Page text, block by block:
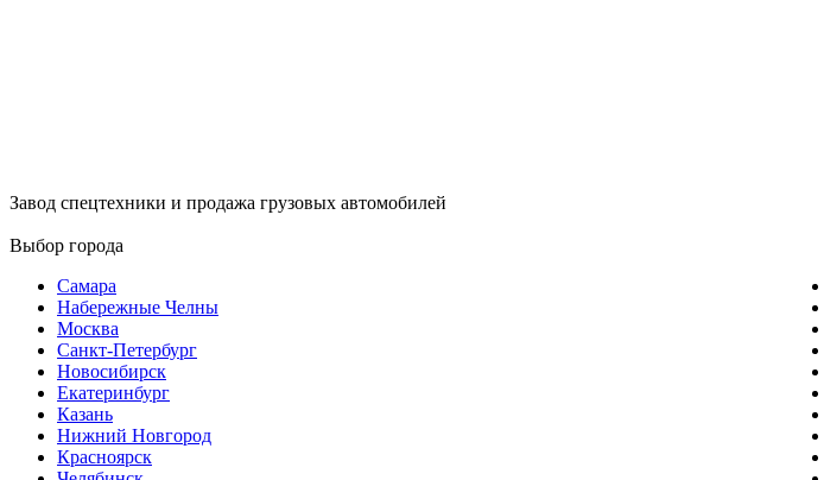
Завод спецтехники и продажа грузовых автомобилей
Выбор города
Самара
Набережные Челны
Москва
Санкт-Петербург
Новосибирск
Екатеринбург
Казань
Нижний Новгород
Красноярск